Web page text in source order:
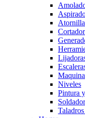
Niveles
Pintura